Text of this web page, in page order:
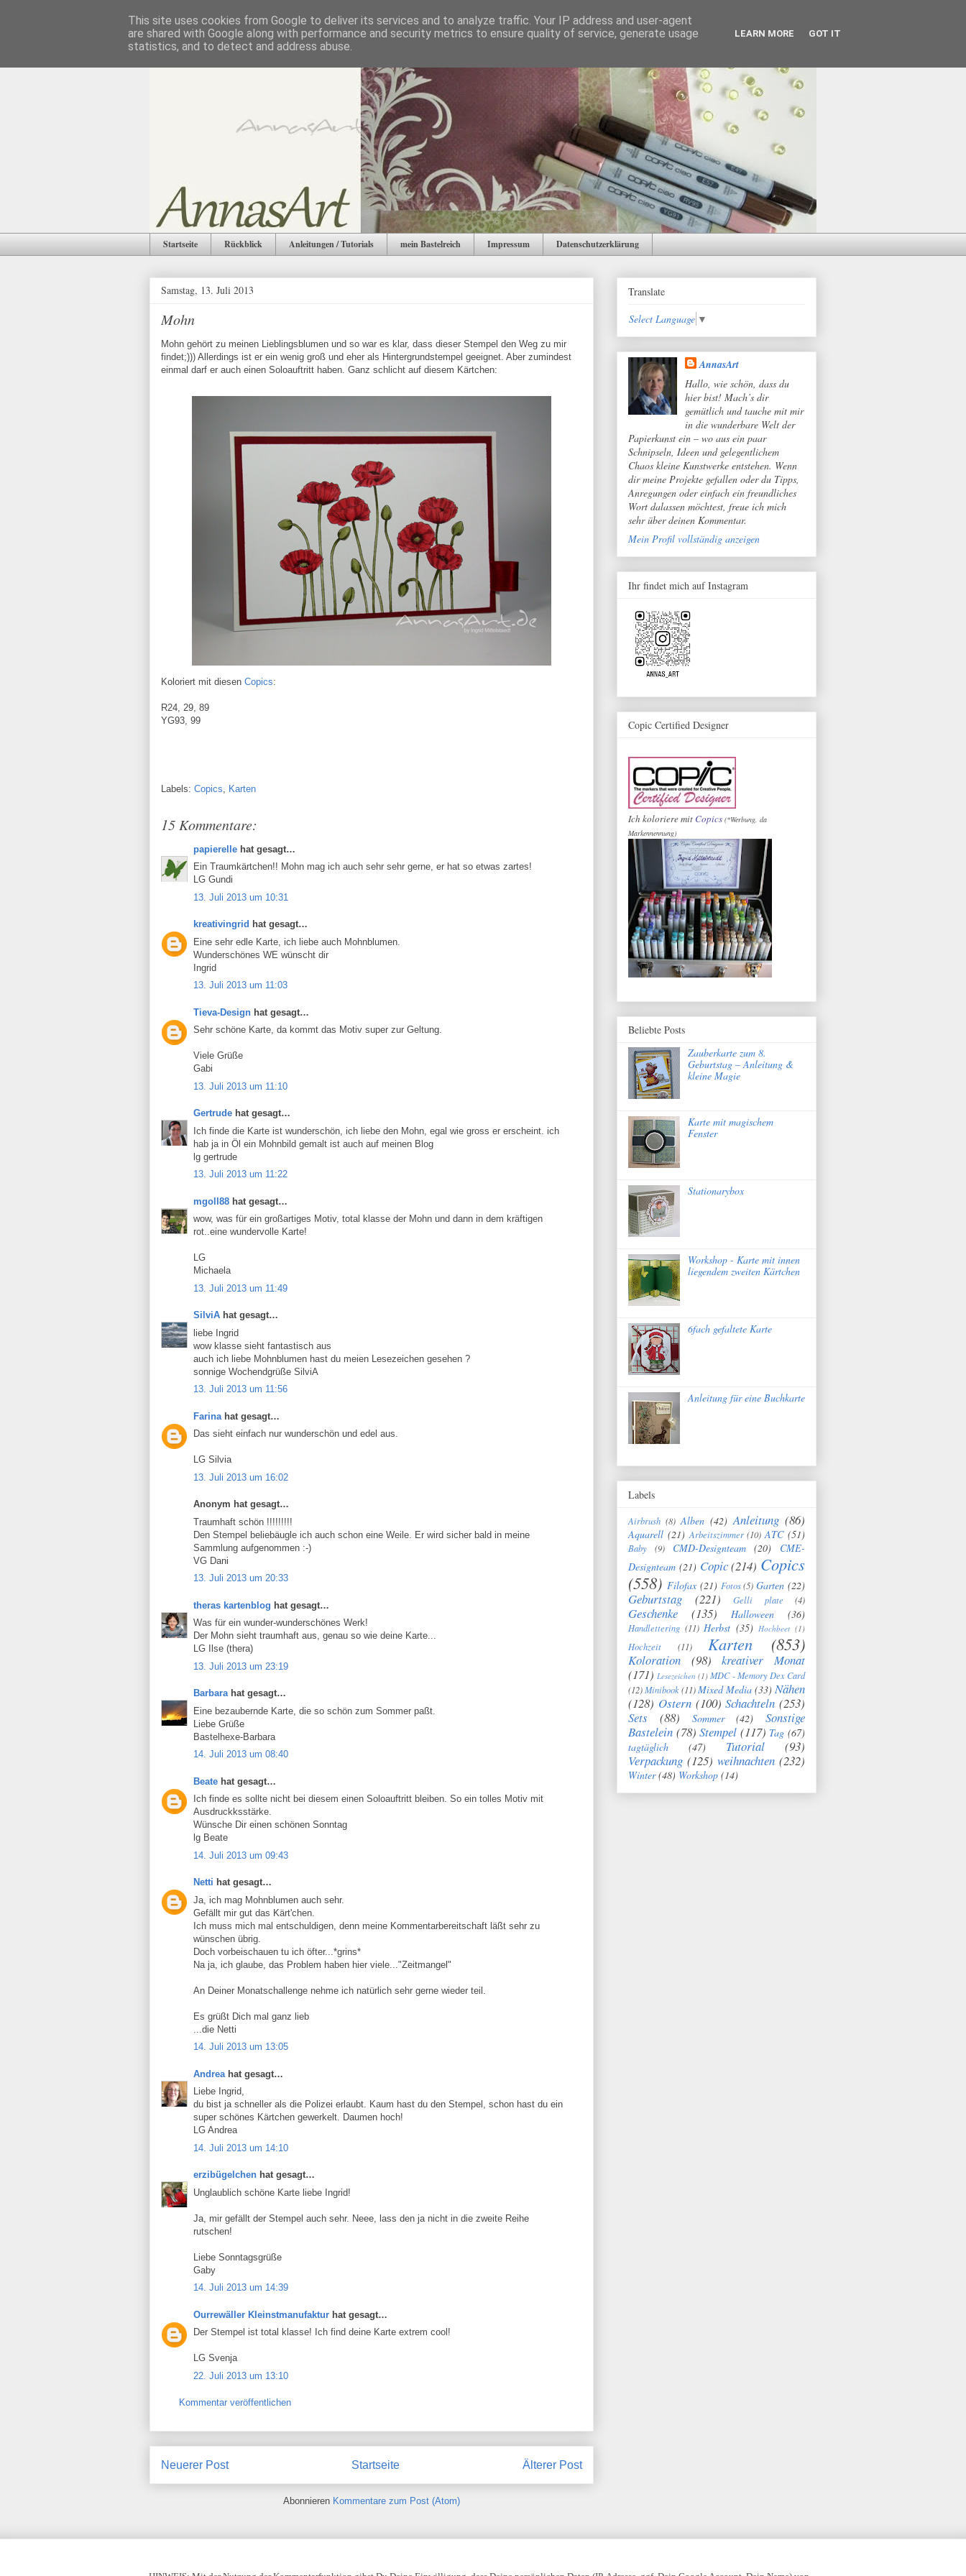
Startseite Rückblick Anleitungen / Tutorials mein Bastelreich Impressum Datenschutzerklärung
Samstag, 13. Juli 2013
Mohn
Mohn gehört zu meinen Lieblingsblumen und so war es klar, dass dieser Stempel den Weg zu mir
findet;))) Allerdings ist er ein wenig groß und eher als Hintergrundstempel geeignet. Aber zumindest
einmal darf er auch einen Soloauftritt haben. Ganz schlicht auf diesem Kärtchen:
Koloriert mit diesen Copics:
R24, 29, 89
YG93, 99
Labels: Copics Karten
15 Kommentare:
papierelle hat gesagt…
Ein Traumkärtchen!! Mohn mag ich auch sehr sehr gerne, er hat so etwas zartes!
LG Gundi
13. Juli 2013 um 10:31
kreativingrid hat gesagt…
Eine sehr edle Karte, ich liebe auch Mohnblumen.
Wunderschönes WE wünscht dir
Ingrid
13. Juli 2013 um 11:03
Tieva-Design hat gesagt…
Sehr schöne Karte, da kommt das Motiv super zur Geltung.
Viele Grüße
Gabi
13. Juli 2013 um 11:10
Gertrude hat gesagt…
Ich finde die Karte ist wunderschön, ich liebe den Mohn, egal wie gross er erscheint. ich
hab ja in Öl ein Mohnbild gemalt ist auch auf meinen Blog
lg gertrude
13. Juli 2013 um 11:22
mgoll88 hat gesagt…
wow, was für ein großartiges Motiv, total klasse der Mohn und dann in dem kräftigen
rot..eine wundervolle Karte!
LG
Michaela
13. Juli 2013 um 11:49
SilviA hat gesagt…
liebe Ingrid
wow klasse sieht fantastisch aus
auch ich liebe Mohnblumen hast du meien Lesezeichen gesehen ?
sonnige Wochendgrüße SilviA
13. Juli 2013 um 11:56
Farina hat gesagt…
Das sieht einfach nur wunderschön und edel aus.
LG Silvia
13. Juli 2013 um 16:02
Anonym hat gesagt…
Traumhaft schön !!!!!!!!!
Den Stempel beliebäugle ich auch schon eine Weile. Er wird sicher bald in meine
Sammlung aufgenommen :-)
VG Dani
13. Juli 2013 um 20:33
theras kartenblog hat gesagt…
Was für ein wunder-wunderschönes Werk!
Der Mohn sieht traumhaft aus, genau so wie deine Karte...
LG Ilse (thera)
13. Juli 2013 um 23:19
Barbarahat gesagt…
Eine bezaubernde Karte, die so schön zum Sommer paßt.
Liebe Grüße
Bastelhexe-Barbara
14. Juli 2013 um 08:40
Beate hat gesagt…
Ich finde es sollte nicht bei diesem einen Soloauftritt bleiben. So ein tolles Motiv mit
Ausdruckksstärke.
Wünsche Dir einen schönen Sonntag
lg Beate
14. Juli 2013 um 09:43
Netti hat gesagt…
Ja, ich mag Mohnblumen auch sehr.
Gefällt mir gut das Kärt'chen.
Ich muss mich mal entschuldigen, denn meine Kommentarbereitschaft läßt sehr zu
wünschen übrig.
Doch vorbeischauen tu ich öfter...*grins*
Na ja, ich glaube, das Problem haben hier viele..."Zeitmangel"
An Deiner Monatschallenge nehme ich natürlich sehr gerne wieder teil.
Es grüßt Dich mal ganz lieb
...die Netti
14. Juli 2013 um 13:05
Andrea hat gesagt…
Liebe Ingrid,
du bist ja schneller als die Polizei erlaubt. Kaum hast du den Stempel, schon hast du ein
super schönes Kärtchen gewerkelt. Daumen hoch!
LG Andrea
14. Juli 2013 um 14:10
erzibügelchen hat gesagt…
Unglaublich schöne Karte liebe Ingrid!
Ja, mir gefällt der Stempel auch sehr. Neee, lass den ja nicht in die zweite Reihe
rutschen!
Liebe Sonntagsgrüße
Gaby
14. Juli 2013 um 14:39
Ourrewäller Kleinstmanufaktur hat gesagt…
Der Stempel ist total klasse! Ich find deine Karte extrem cool!
LG Svenja
22. Juli 2013 um 13:10
Kommentar veröffentlichen
Neuerer Post Älterer Post
Startseite
Abonnieren Kommentare zum Post (Atom)
Translate
Select Language ▼
AnnasArt
Hallo, wie schön, dass du
hier bist! Mach’s dir
gemütlich und tauche mit mir
in die wunderbare Welt der
Papierkunst ein – wo aus ein paar
Schnipseln, Ideen und gelegentlichem
Chaos kleine Kunstwerke entstehen. Wenn
dir meine Projekte gefallen oder du Tipps,
Anregungen oder einfach ein freundliches
Wort dalassen möchtest, freue ich mich
sehr über deinen Kommentar.
Mein Profil vollständig anzeigen
Ihr findet mich auf Instagram
Copic Certified Designer
Ich koloriere mit Copics (*Werbung, da
Markennennung)
Beliebte Posts
Zauberkarte zum 8.
Geburtstag – Anleitung &
kleine Magie
Karte mit magischem
Fenster
Stationarybox
Workshop - Karte mit innen
liegendem zweiten Kärtchen
6fach gefaltete Karte
Anleitung für eine Buchkarte
Labels
Airbrush (8) Alben (42) Anleitung (86)
Aquarell (21) Arbeitszimmer (10) ATC (51)
Baby (9) CMD-Designteam (20)
CME-
Designteam (21) Copic (214) Copics
(558) Filofax (21) Fotos (5) Garten (22)
Geburtstag (221) Gelli plate (4)
Geschenke (135) Halloween (36)
Handlettering (11) Herbst (35) Hochbeet (1)
Hochzeit (11) Karten (853)
Koloration (98)
kreativer Monat
(171) Lesezeichen (1) MDC - Memory Dex Card
(12)Minibook(11) Mixed Media (33) Nähen
(128) Ostern (100) Schachteln (253)
Sets
(88) Sommer (42)
Sonstige
Bastelein (78) Stempel (117) Tag (67)
tagtäglich
(47) Tutorial
(93)
Verpackung (125) weihnachten (232)
Winter (48) Workshop (14)
This site uses cookies from Google to deliver its services and to analyze traffic. Your IP address and user-agent
are shared with Google along with performance and security metrics to ensure quality of service, generate usage
statistics, and to detect and address abuse.
LEARN MORE GOT IT